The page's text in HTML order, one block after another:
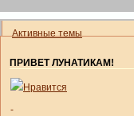
Активные темы
ПРИВЕТ ЛУНАТИКАМ!
Нравится
-